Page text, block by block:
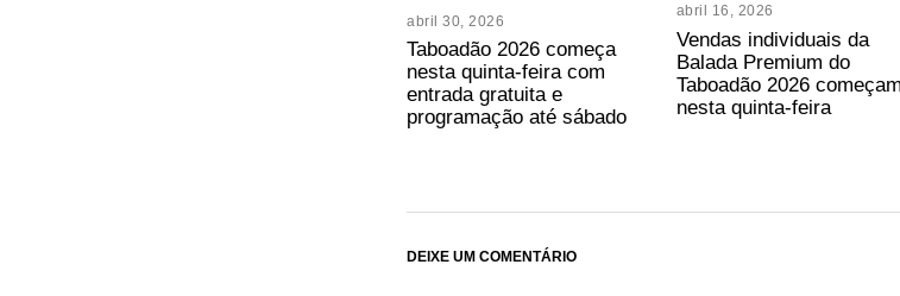
abril 30, 2026
Taboadão 2026 começa
nesta quinta-feira com
entrada gratuita e
programação até sábado
abril 16, 2026
Vendas individuais da
Balada Premium do
Taboadão 2026 começam
nesta quinta-feira
DEIXE UM COMENTÁRIO